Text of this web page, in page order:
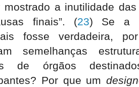
mostrado a inutilidade
finais”. (23) Se a
fosse verdadeira,
semelhanças
de órgãos
Por que um